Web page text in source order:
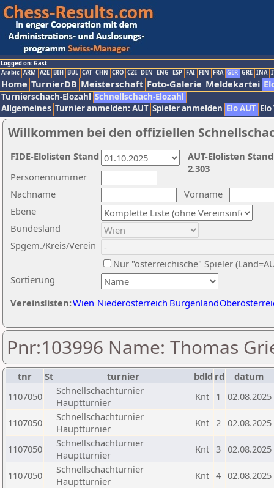
Logged on: Gast
Arabic ARM AZE BIH BUL CAT CHN CRO CZE DEN ENG ESP FAI FIN FRA GER GRE INA
Home TurnierDB Meisterschaft Foto-Galerie Meldekartei
Turnierschach-Elozahl Schnellschach-Elozahl
Allgemeines Turnier anmelden: AUT Spieler anmelden Elo AUT
Willkommen bei den offiziellen
Nachname
Vorname
Ebene
Sortierung
Personennummer
Bundesland
Spgem./Kreis/Verein
Nur "österreichische" Spieler
Vereinslisten:Wien Niederösterreich Burgenland
AUT-Elolisten
2.303
FIDE-Elolisten Stand
Pnr:103996 Name: Thomas
tnr St turnier bdld rd
datum
1107050
Schnellschachturnier
Hauptturnier
Knt 1 02.08.2025
1107050
Schnellschachturnier
Hauptturnier
Knt 2 02.08.2025
1107050
Schnellschachturnier
Hauptturnier
Knt 3 02.08.2025
1107050
Schnellschachturnier
Hauptturnier
Knt 4 02.08.2025